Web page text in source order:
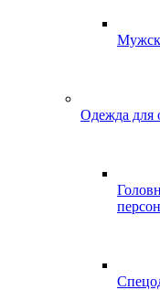
Одежда для